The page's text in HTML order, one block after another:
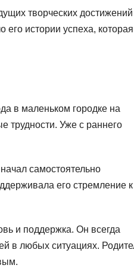
творческих достижений
истории успеха, которая
в маленьком городке на
трудности. Уже с раннего
самостоятельно
его стремление к
и поддержка. Он всегда
в любых ситуациях.